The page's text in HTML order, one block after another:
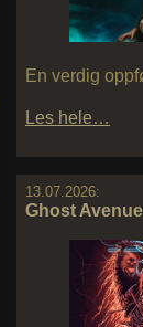
En verdig
Les hele…
13.07.2026:
Ghost